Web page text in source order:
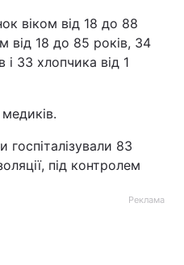
віком від 18 до 88
від 18 до 85 років, 34
і 33 хлопчика від 1
госпіталізували 83
під контролем
Реклама